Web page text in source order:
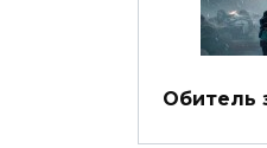
Обитель